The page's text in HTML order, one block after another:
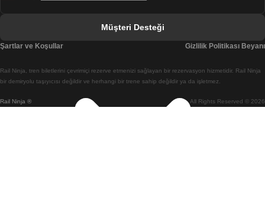
Budapeşte Viyana Treni
Busan Cheonan(Asan) Treni
Rail Ninja ® All Rights Reserved © 2026
Rail Ninja, tren biletlerini çevrimiçi rezerve etmenizi sağlayan bir rezervasyon hizmetidir. Rail Ninja
bir demiryolu taşıyıcısı değildir ve herhangi bir trene sahip değildir ya da işletmez.
Müşteri Desteği
Şartlar ve Koşullar Gizlilik Politikası Beyanı